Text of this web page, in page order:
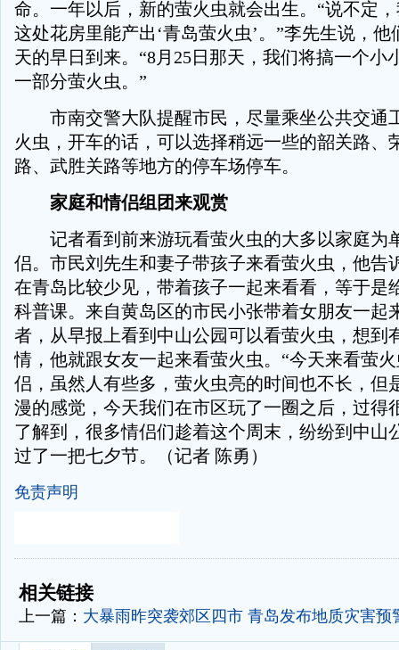
命。一年以后，新的萤火虫就会出生。“说不定
这处花房里能产出‘青岛萤火虫’。”李先生说，
天的早日到来。“8月25日那天，我们将搞一个小
一部分萤火虫。”
市南交警大队提醒市民，尽量乘坐公共交通
火虫，开车的话，可以选择稍远一些的韶关路、
路、武胜关路等地方的停车场停车。
家庭和情侣组团来观赏
记者看到前来游玩看萤火虫的大多以家庭为
侣。市民刘先生和妻子带孩子来看萤火虫，他告
在青岛比较少见，带着孩子一起来看看，等于是
科普课。来自黄岛区的市民小张带着女朋友一起
者，从早报上看到中山公园可以看萤火虫，想到
情，他就跟女友一起来看萤火虫。“今天来看萤
侣，虽然人有些多，萤火虫亮的时间也不长，但
漫的感觉，今天我们在市区玩了一圈之后，过得
了解到，很多情侣们趁着这个周末，纷纷到中山
过了一把七夕节。（记者 陈勇）
免责声明
-
相关链接
上一篇： 大暴雨昨突袭郊区四市 青岛发布地质灾害预